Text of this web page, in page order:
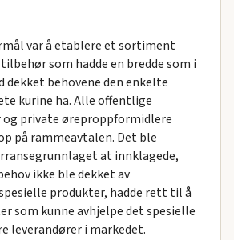
var å etablere et sortiment
som hadde en bredde som i
behovene den enkelte
kurine ha. Alle offentlige
private øreproppformidlere
på rammeavtalen. Det ble
at innklagede,
ikke ble dekket av
produkter, hadde rett til å
som kunne avhjelpe det spesielle
leverandører i markedet.